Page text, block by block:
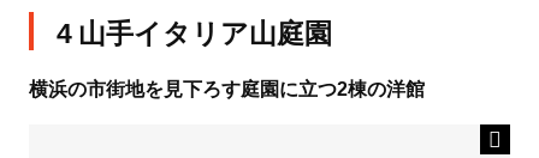
4 山手イタリア山庭園
横浜の市街地を見下ろす庭園に立つ2棟の洋館